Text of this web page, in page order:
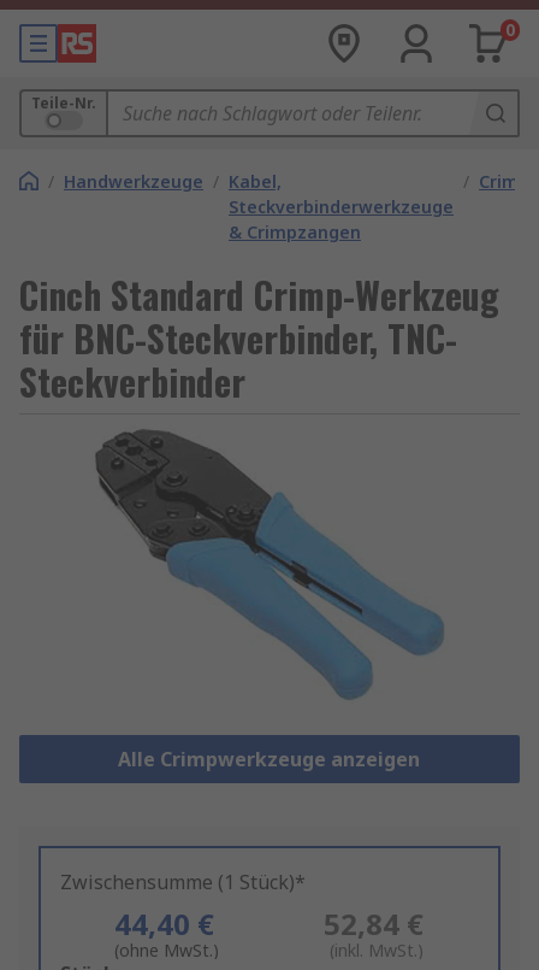
0
Teile-Nr.
/ Handwerkzeuge / Kabel,
Steckverbinderwerkzeuge
& Crimpzangen
/
Cinch Standard Crimp-Werkzeug
für BNC-Steckverbinder, TNC-
Steckverbinder
Alle Crimpwerkzeuge anzeigen
Zwischensumme (1 Stück)*
44,40 €
(ohne MwSt.)
52,84 €
(inkl. MwSt.)